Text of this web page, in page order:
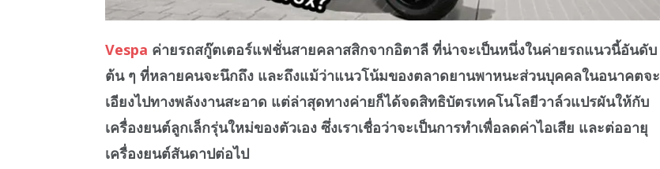
Vespa ค่ายรถสกู๊ตเตอร์แฟชั่นสายคลาสสิกจากอิตาลี ที่น่าจะเป็นหนึ่งในค่ายรถแนวนี้อันดับ
ต้น ๆ ที่หลายคนจะนึกถึง และถึงแม้ว่าแนวโน้มของตลาดยานพาหนะส่วนบุคคลในอนาคตจะ
เอียงไปทางพลังงานสะอาด แต่ล่าสุดทางค่ายก็ได้จดสิทธิบัตรเทคโนโลยีวาล์วแปรผันให้กับ
เครื่องยนต์ลูกเล็กรุ่นใหม่ของตัวเอง ซึ่งเราเชื่อว่าจะเป็นการทำเพื่อลดค่าไอเสีย และต่ออายุ
เครื่องยนต์สันดาปต่อไป